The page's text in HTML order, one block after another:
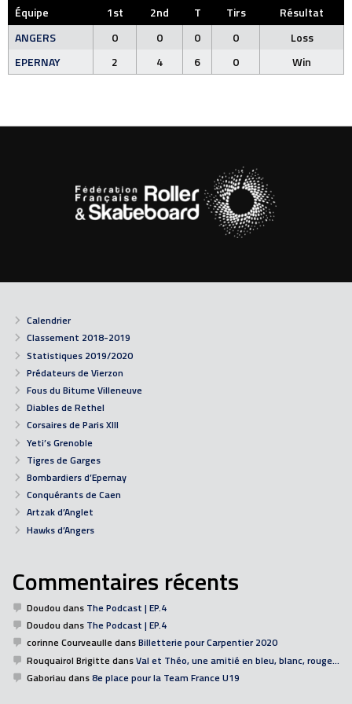
Équipe 1st 2nd T Tirs
Résultat
ANGERS
0 0 0 0
Loss
EPERNAY
2 4 6 0 Win
Calendrier
Classement 2018-2019
Statistiques 2019/2020
Prédateurs de Vierzon
Fous du Bitume Villeneuve
Diables de Rethel
Corsaires de Paris XIII
Yeti’s Grenoble
Tigres de Garges
Bombardiers d’Epernay
Conquérants de Caen
Artzak d’Anglet
Hawks d’Angers
Commentaires récents
Doudou dans The Podcast | EP.4
Doudou dans The Podcast | EP.4
corinne CourveaulledansBilletterie pour Carpentier 2020
Rouquairol BrigittedansVal et Théo, une amitié en bleu, blanc, rouge…
Gaboriau dans8e place pour la Team France U19